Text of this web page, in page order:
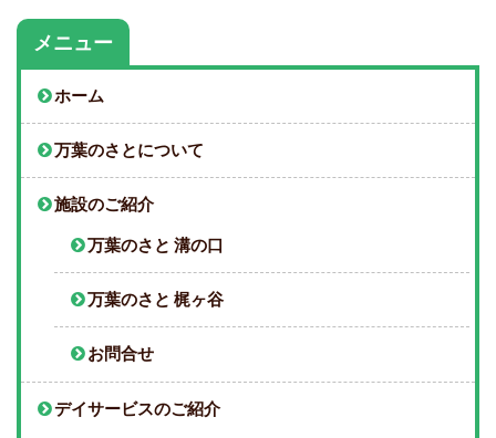
メニュー
ホーム
万葉のさとについて
施設のご紹介
万葉のさと 溝の口
万葉のさと 梶ヶ谷
お問合せ
デイサービスのご紹介